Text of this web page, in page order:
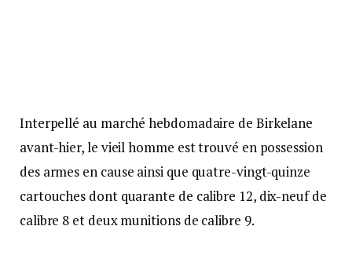
Interpellé au marché hebdomadaire de Birkelane
avant-hier, le vieil homme est trouvé en possession
des armes en cause ainsi que quatre-vingt-quinze
cartouches dont quarante de calibre 12, dix-neuf de
calibre 8 et deux munitions de calibre 9.